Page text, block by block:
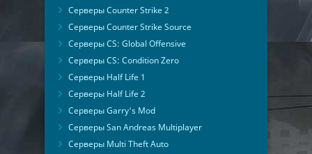
Серверы Counter Strike 2
Серверы Counter Strike Source
Серверы CS: Global Offensive
Серверы CS: Condition Zero
Серверы Half Life 1
Серверы Half Life 2
Серверы Garry's Mod
Серверы San Andreas Multiplayer
Серверы Multi Theft Auto